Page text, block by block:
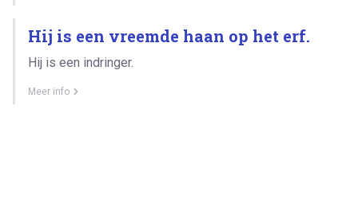
Hij is een vreemde haan op het erf.
Hij is een indringer.
Meer info